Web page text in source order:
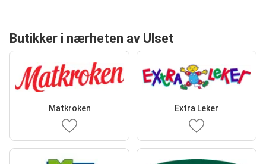
Butikker i nærheten av Ulset
Matkroken Extra Leker